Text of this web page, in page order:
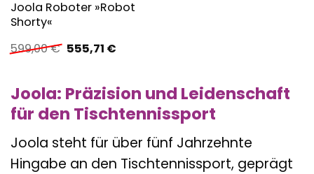
Joola Roboter »Robot
Shorty«
599,00€ Ursprünglicher
Preis
555,71 €Aktueller
Joola: Präzision und Leidenschaft
für den Tischtennissport
Joola steht für über fünf Jahrzehnte
Hingabe an den Tischtennissport, geprägt